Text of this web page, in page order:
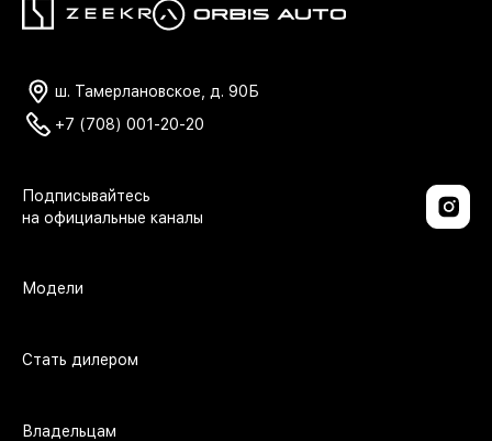
ш. Тамерлановское, д. 90Б
+7 (708) 001-20-20
Модели
Стать дилером
Владельцам